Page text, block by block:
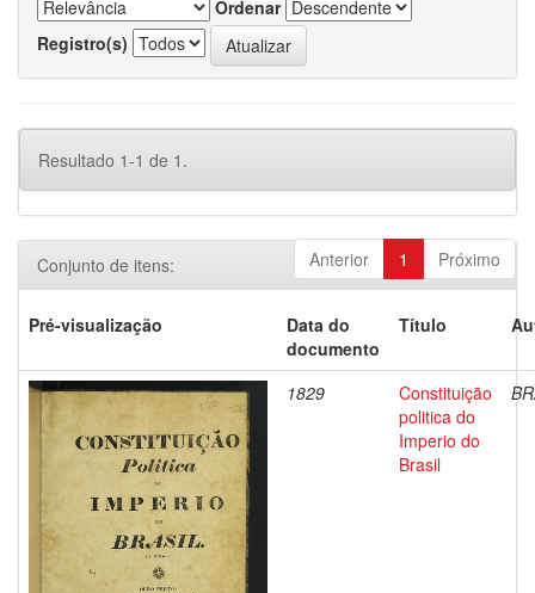
Ordenar
Registro(s)
Resultado 1-1 de 1.
Anterior 1 Próximo
Conjunto de itens:
Pré-visualização
Data do
documento
Título
1829
Constituição
politica do
Imperio do
Brasil